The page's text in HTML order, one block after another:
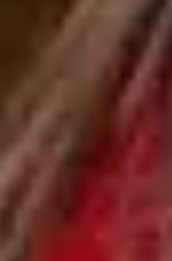
即刻
解答您的问